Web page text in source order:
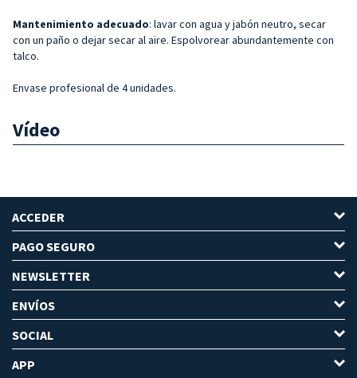
Mantenimiento adecuado: lavar con agua y jabón neutro, secar
con un paño o dejar secar al aire. Espolvorear abundantemente con
talco.
Envase profesional de 4 unidades.
Vídeo
ACCEDER
PAGO SEGURO
NEWSLETTER
ENVÍOS
SOCIAL
APP